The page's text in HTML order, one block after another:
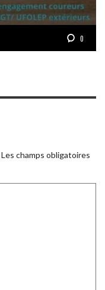
0
Les champs obligatoires